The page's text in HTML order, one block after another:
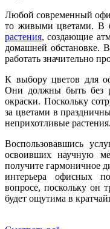
Любой современный
то живыми цветами. В
растения, создающие
домашней обстановке.
работать значительно
К выбору цветов для
Они должны быть без
окраски. Поскольку
за цветами в
неприхотливые растения.
Воспользовавшись
освоивших научную
получите гармоничное
интерьера офисных
вопросе, поскольку он
будет ощутима в